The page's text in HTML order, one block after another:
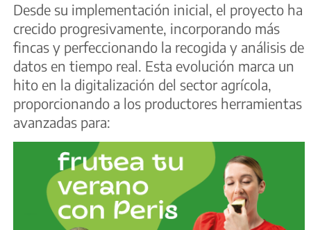
Desde su implementación inicial, el proyecto ha
crecido progresivamente, incorporando más
fincas y perfeccionando la recogida y análisis de
datos en tiempo real. Esta evolución marca un
hito en la digitalización del sector agrícola,
proporcionando a los productores herramientas
avanzadas para: